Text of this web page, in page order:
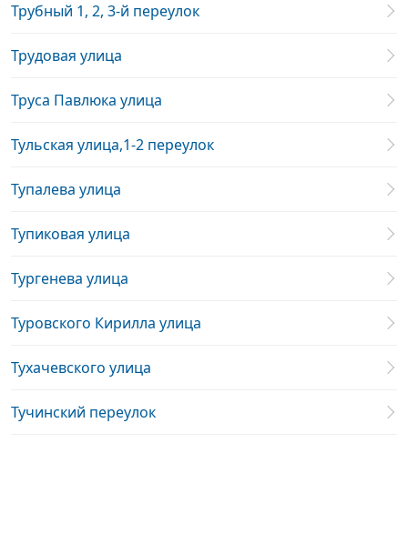
Трубный 1, 2, 3-й переулок
Трудовая улица
Труса Павлюка улица
Тульская улица,1-2 переулок
Тупалева улица
Тупиковая улица
Тургенева улица
Туровского Кирилла улица
Тухачевского улица
Тучинский переулок